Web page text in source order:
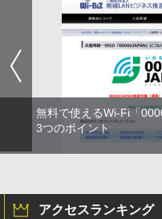
無料で使えるWi-Fi「
3つのポイント
アクセスランキング